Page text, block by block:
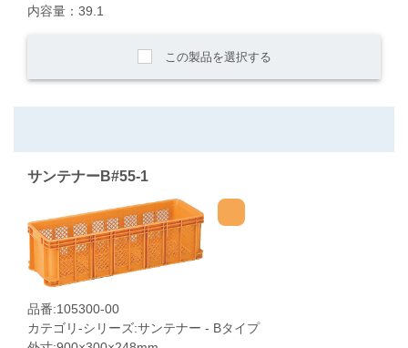
内容量：39.1
この製品を選択する
サンテナーB#55-1
品番:105300-00
カテゴリ-シリーズ:サンテナー - Bタイプ